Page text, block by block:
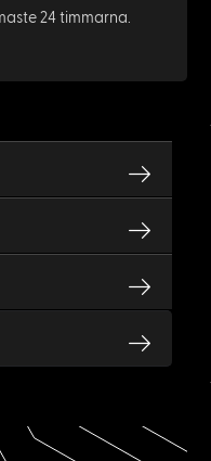
24 timmarna.